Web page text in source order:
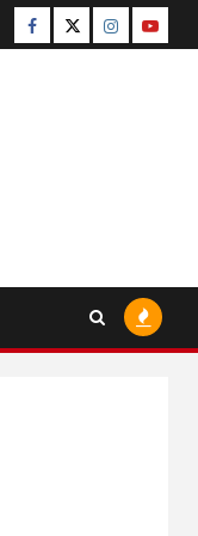
Facebook
TwitterInstagram